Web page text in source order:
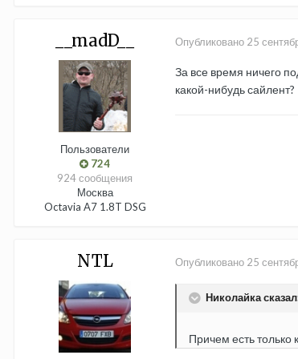
__madD__
Пользователи
724
924 сообщения
Москва
Octavia A7 1.8T DSG
Опубликовано 25
За все время ничего
какой-нибудь сайлент?
NTL Опубликовано 25
Николайка
Причем есть только